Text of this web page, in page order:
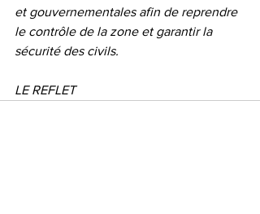
et gouvernementales afin de reprendre
le contrôle de la zone et garantir la
sécurité des civils.
LE REFLET